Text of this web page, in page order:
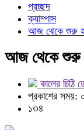
প্রচ্ছদ
ক্যাম্পাস
আজ থেকে শুরু
আজ থেকে শুরু
কালের চিঠি
প্রকাশের সময়:
১৩৪